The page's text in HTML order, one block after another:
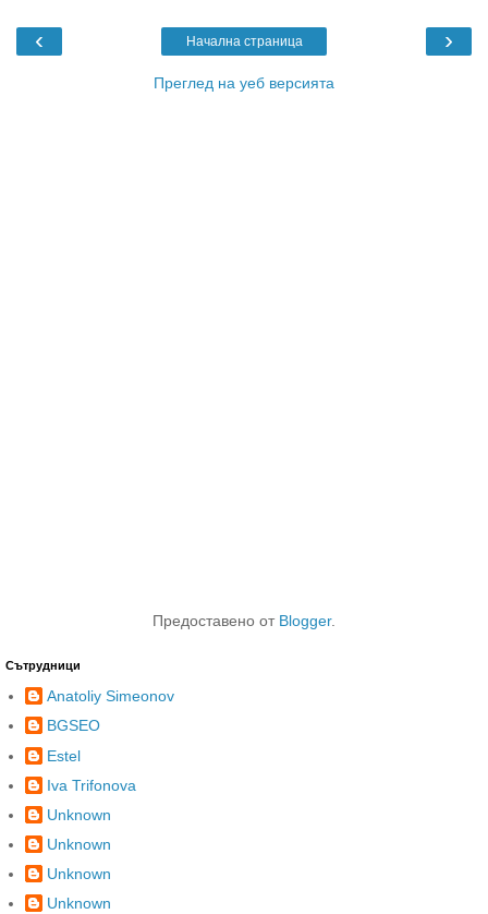
‹ ›
Начална страница
Преглед на уеб версията
Предоставено от Blogger.
Сътрудници
Anatoliy Simeonov
BGSEO
Estel
Iva Trifonova
Unknown
Unknown
Unknown
Unknown